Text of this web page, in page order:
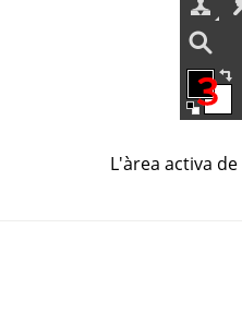
L'àrea activa